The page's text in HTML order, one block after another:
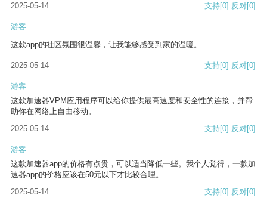
2025-05-14
支持[0] 反对[0]
游客
这款app的社区氛围很温馨，让我能够感受到家的温暖。
2025-05-14 支持[0] 反对[0]
游客
这款加速器VPM应用程序可以给你提供最高速度和安全性的连接，并帮
助你在网络上自由移动。
2025-05-14
支持[0] 反对[0]
游客
这款加速器app的价格有点贵，可以适当降低一些。我个人觉得，一款加
速器app的价格应该在50元以下才比较合理。
2025-05-14
支持[0] 反对[0]